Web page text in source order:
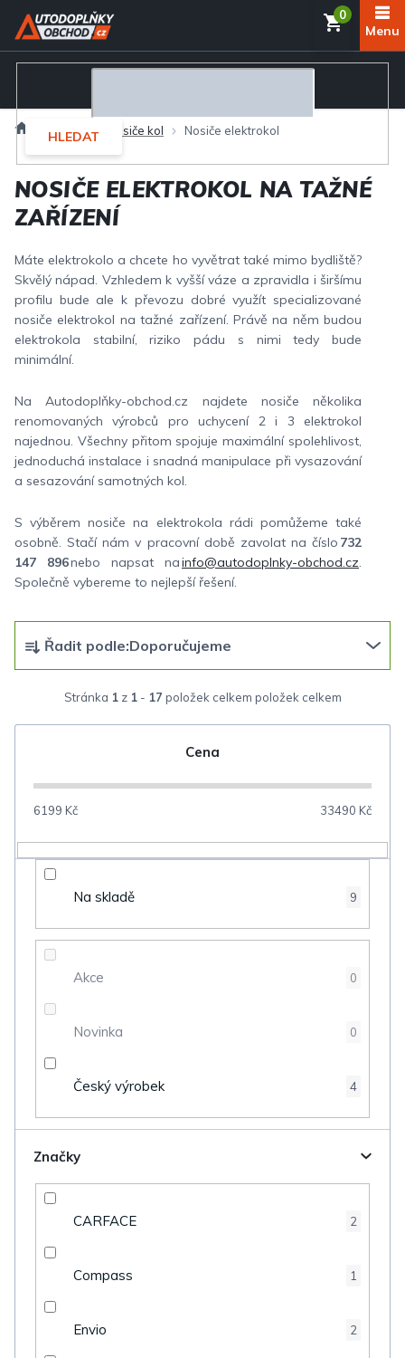
Přejít
obsah
HLEDAT
Nosiče Nosiče kol Nosiče elektrokol
NOSIČE ELEKTROKOL NA TAŽNÉ
ZAŘÍZENÍ
Máte elektrokolo a chcete ho vyvětrat také mimo bydliště?
Skvělý nápad. Vzhledem k vyšší váze a zpravidla i širšímu
profilu bude ale k převozu dobré využít specializované
nosiče elektrokol na tažné zařízení. Právě na něm budou
elektrokola stabilní, riziko pádu s nimi tedy bude
minimální.
Na Autodoplňky-obchod.cz najdete nosiče několika
renomovaných výrobců pro uchycení 2 i 3 elektrokol
najednou. Všechny přitom spojuje maximální spolehlivost,
jednoduchá instalace i snadná manipulace při vysazování
a sesazování samotných kol.
S výběrem nosiče na elektrokola rádi pomůžeme také
osobně. Stačí nám v pracovní době zavolat na číslo 732
147 896nebo napsat nainfo@autodoplnky-obchod.cz.
Společně vybereme to nejlepší řešení.
Stránka 1z 1- 17 položek celkem
a
e
o
Řadit podle:Doporučujeme
Cena
6199 Kč 33490 Kč
Na skladě 9
Akce 0
Novinka 0
Český výrobek 4
Značky
CARFACE 2
Compass 1
Envio 2